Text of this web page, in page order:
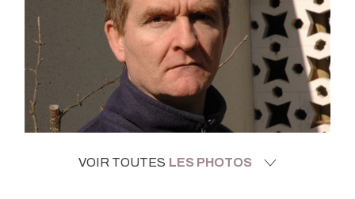
VOIR TOUTES LES PHOTOS